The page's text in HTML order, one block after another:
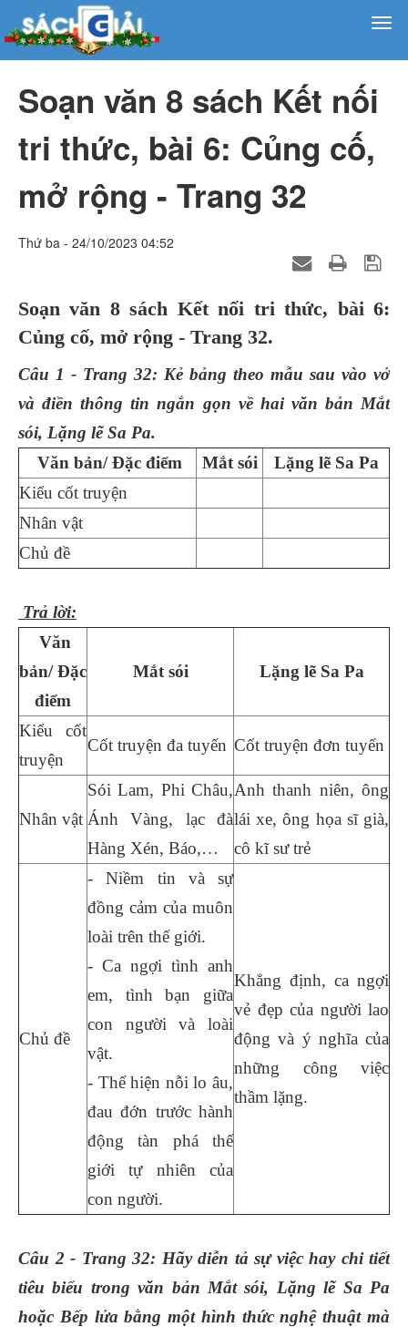
Soạn văn 8 sách Kết nối
tri thức, bài 6: Củng cố,
mở rộng - Trang 32
Thứ ba - 24/10/2023 04:52
Soạn văn 8 sách Kết nối tri thức, bài 6:
Củng cố, mở rộng - Trang 32.
Câu 1 - Trang 32: Kẻ bảng theo mẫu sau vào vở
và điền thông tin ngắn gọn về hai văn bản Mắt
sói, Lặng lẽ Sa Pa.
Văn bản/ Đặc điểm
Mắt sói
Lặng lẽ Sa Pa
Kiểu cốt truyện
Nhân vật
Chủ đề
Trả lời:
Văn
bản/ Đặc
điểm
Mắt sói Lặng lẽ Sa Pa
Kiểu cốt
truyện
Cốt truyện đa tuyến Cốt truyện đơn tuyến
Nhân vật
Sói Lam, Phi Châu,
Ánh Vàng, lạc đà
Hàng Xén, Báo,…
Anh thanh niên, ông
lái xe, ông họa sĩ già,
cô kĩ sư trẻ
Chủ đề
- Niềm tin và sự
đồng cảm của muôn
loài trên thế giới.
- Ca ngợi tình anh
em, tình bạn giữa
con người và loài
vật.
- Thể hiện nỗi lo âu,
đau đớn trước hành
động tàn phá thế
giới tự nhiên của
con người.
Khẳng định, ca ngợi
vẻ đẹp của người lao
động và ý nghĩa của
những công việc
thầm lặng.
Câu 2 - Trang 32: Hãy diễn tả sự việc hay chi tiết
tiêu biểu trong văn bản Mắt sói, Lặng lẽ Sa Pa
hoặc Bếp lửa bằng một hình thức nghệ thuật mà